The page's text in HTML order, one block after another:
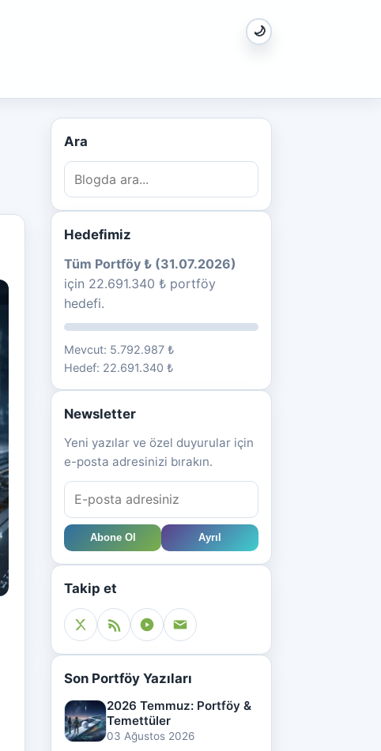
🌙
Ara
Hedefimiz
Tüm Portföy ₺ (31.07.2026)
için 22.691.340 ₺ portföy
hedefi.
Mevcut: 5.792.987 ₺
Hedef: 22.691.340 ₺
Newsletter
Yeni yazılar ve özel duyurular için
e-posta adresinizi bırakın.
Abone Ol Ayrıl
Takip et
Son Portföy Yazıları
2026 Temmuz: Portföy &
Temettüler
03 Ağustos 2026